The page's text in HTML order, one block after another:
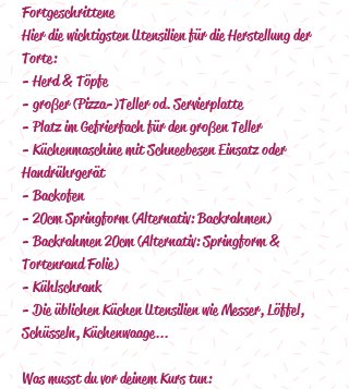
Fortgeschrittene
Hier die wichtigsten Utensilien für die Herstellung der
Torte:
- Herd & Töpfe
- großer (Pizza-)Teller od. Servierplatte
- Platz im Gefrierfach für den großen Teller
- Küchenmaschine mit Schneebesen Einsatz oder
Handrührgerät
- Backofen
- 20cm Springform (Alternativ: Backrahmen)
- Backrahmen 20cm (Alternativ: Springform &
Tortenrand Folie)
- Kühlschrank
- Die üblichen Küchen Utensilien wie Messer, Löffel,
Schüsseln, Küchenwaage...
Was musst du vor deinem Kurs tun: